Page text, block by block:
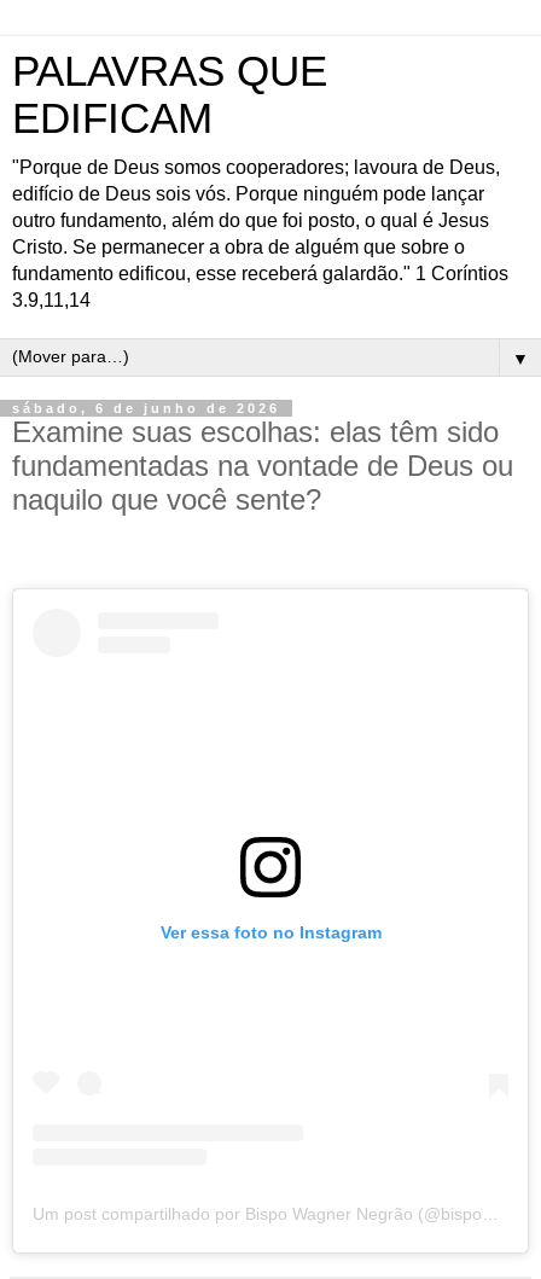
PALAVRAS QUE
EDIFICAM
"Porque de Deus somos cooperadores; lavoura de Deus,
edifício de Deus sois vós. Porque ninguém pode lançar
outro fundamento, além do que foi posto, o qual é Jesus
Cristo. Se permanecer a obra de alguém que sobre o
fundamento edificou, esse receberá galardão." 1 Coríntios
3.9,11,14
▼
sábado, 6 de junho de 2026
Examine suas escolhas: elas têm sido
fundamentadas na vontade de Deus ou
naquilo que você sente?
Ver essa foto no Instagram
Um post compartilhado por Bispo Wagner Negrão (@bispowagnernegrao)